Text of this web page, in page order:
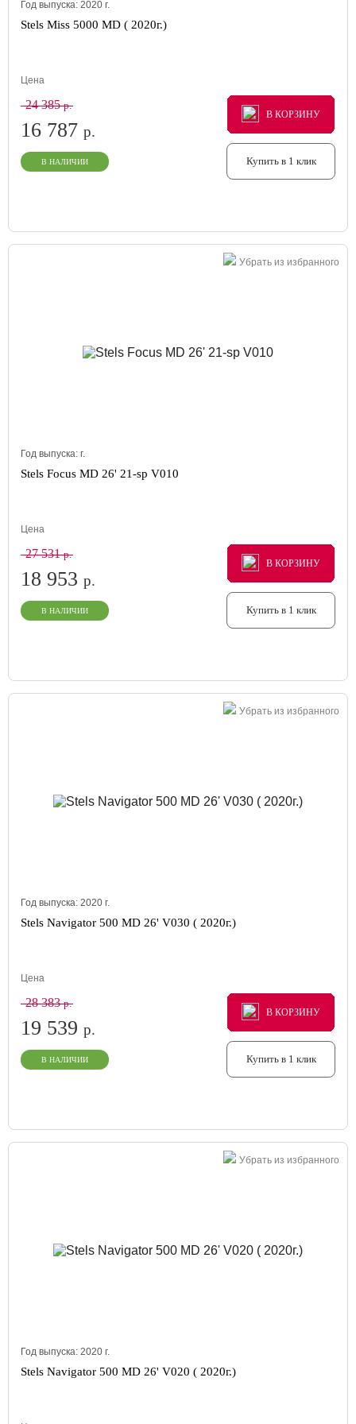
Год выпуска: 2020 г.
Stels Miss 5000 MD ( 2020г.)
Цена
24 385р.
16 787 р.
В НАЛИЧИИ
В КОРЗИНУ
В КОРЗИНУ
В КОРЗИНУ
Купить в 1 клик
Убрать из избранного
Год выпуска: г.
Stels Focus MD 26' 21-sp V010
Цена
27 531р.
18 953 р.
В НАЛИЧИИ
В КОРЗИНУ
В КОРЗИНУ
В КОРЗИНУ
Купить в 1 клик
Убрать из избранного
Год выпуска: 2020 г.
Stels Navigator 500 MD 26' V030 ( 2020г.)
Цена
28 383р.
19 539 р.
В НАЛИЧИИ
В КОРЗИНУ
В КОРЗИНУ
В КОРЗИНУ
Купить в 1 клик
Убрать из избранного
Год выпуска: 2020 г.
Stels Navigator 500 MD 26' V020 ( 2020г.)